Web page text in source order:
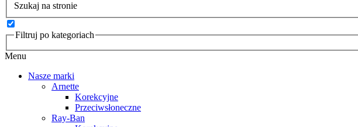
Szukaj na stronie
Filtruj po kategoriach
Menu
Nasze marki
Arnette
Korekcyjne
Przeciwsłoneczne
Ray-Ban